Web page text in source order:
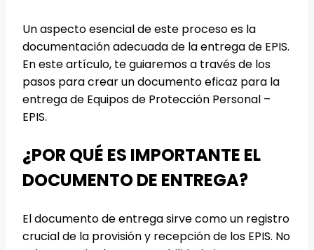
Un aspecto esencial de este proceso es la
documentación adecuada de la entrega de EPIS.
En este artículo, te guiaremos a través de los
pasos para crear un documento eficaz para la
entrega de Equipos de Protección Personal –
EPIS.
¿POR QUÉ ES IMPORTANTE EL
DOCUMENTO DE ENTREGA?
El documento de entrega sirve como un registro
crucial de la provisión y recepción de los EPIS. No